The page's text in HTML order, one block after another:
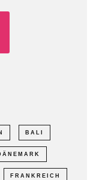
BALI
FRANKREICH